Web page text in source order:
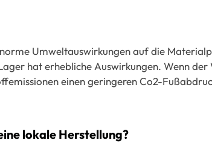
Umweltauswirkungen auf die
hat erhebliche Auswirkungen. Wenn
einen geringeren Co2-
lokale Herstellung?